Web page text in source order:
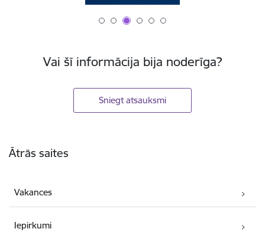
Vai šī informācija bija noderīga?
Sniegt atsauksmi
Ātrās saites
Vakances
Iepirkumi